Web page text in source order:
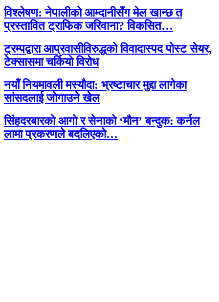
विश्लेषण: नेपालीको आम्दानीसँग मेल खान्छ त
प्रस्तावित ट्राफिक जरिवाना? विकसित…
ट्रम्पद्वारा आप्रवासीविरुद्धको विवादास्पद पोस्ट सेयर,
टेक्सासमा चर्कियो विरोध
नयाँ नियमावली मस्यौदा: भ्रष्टाचार मुद्दा लागेका
सांसदलाई जोगाउने खेल
सिंहदरबारको आगो र सेनाको ‘मौन’ बन्दुक: कर्नल
लामा प्रकरणले बदलिएको…